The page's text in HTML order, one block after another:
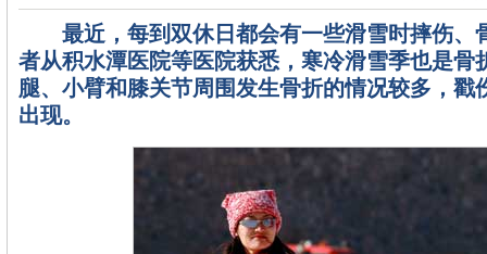
最近，每到双休日都会有一些滑雪时摔伤、
者从积水潭医院等医院获悉，寒冷滑雪季也是骨
腿、小臂和膝关节周围发生骨折的情况较多，戳
出现。